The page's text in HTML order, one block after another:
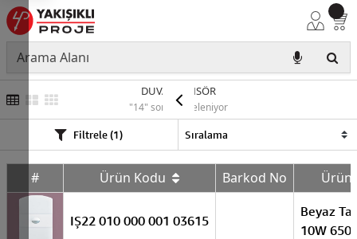
DUVAR SENSÖR
"14" sonuç listeleniyor
Filtrele (1)
# Ürün Kodu Barkod No Ürün
IŞ22 010 000 001 03615
Beyaz
10W